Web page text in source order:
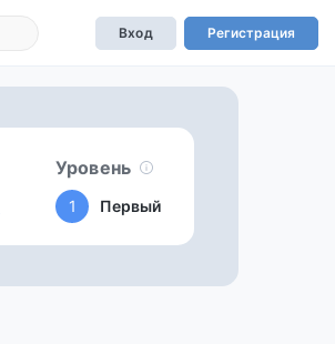
Вход Регистрация
Уровень
1 Первый